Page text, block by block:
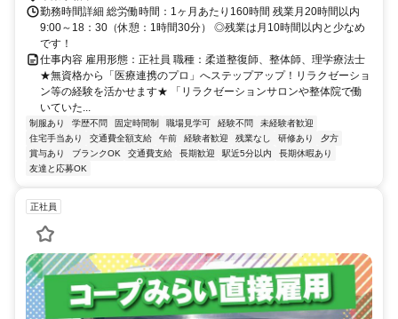
勤務時間詳細 総労働時間：1ヶ月あたり160時間 残業月20時間以内
9:00～18：30（休憩：1時間30分） ◎残業は月10時間以内と少なめ
です！
仕事内容 雇用形態：正社員 職種：柔道整復師、整体師、理学療法士
★無資格から「医療連携のプロ」へステップアップ！リラクゼーショ
ン等の経験を活かせます★ 「リラクゼーションサロンや整体院で働
いていた...
制服あり 学歴不問 固定時間制 職場見学可 経験不問
未経験者歓迎
住宅手当あり
交通費全額支給 午前 経験者歓迎 残業なし 研修あり
夕方
賞与あり
ブランクOK 交通費支給 長期歓迎 駅近5分以内
長期休暇あり
友達と応募OK
正社員